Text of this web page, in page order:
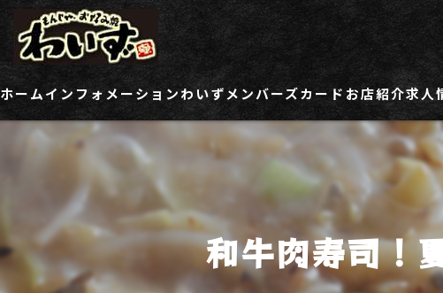
ホームインフォメーションわいずメンバーズカード
ご登録情報変更フォーム
お店紹介
わいず所沢店
わいずふじみ
わいず熊谷店
わいず春日部
求人
社
和牛肉寿司！